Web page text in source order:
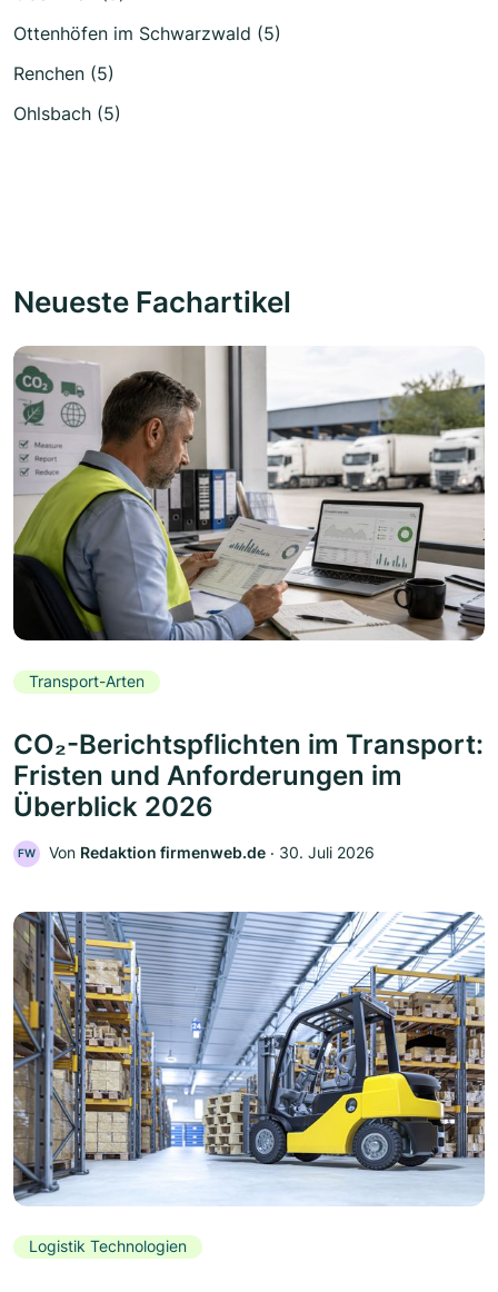
Ottenhöfen im Schwarzwald (5)
Renchen (5)
Ohlsbach (5)
Neueste Fachartikel
Transport-Arten
CO₂-Berichtspflichten im Transport:
Fristen und Anforderungen im
Überblick 2026
FW Von Redaktion firmenweb.de ‧ 30. Juli 2026
Logistik Technologien